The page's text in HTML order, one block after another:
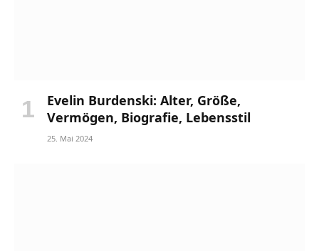
Evelin Burdenski: Alter, Größe,
Vermögen, Biografie, Lebensstil
25. Mai 2024